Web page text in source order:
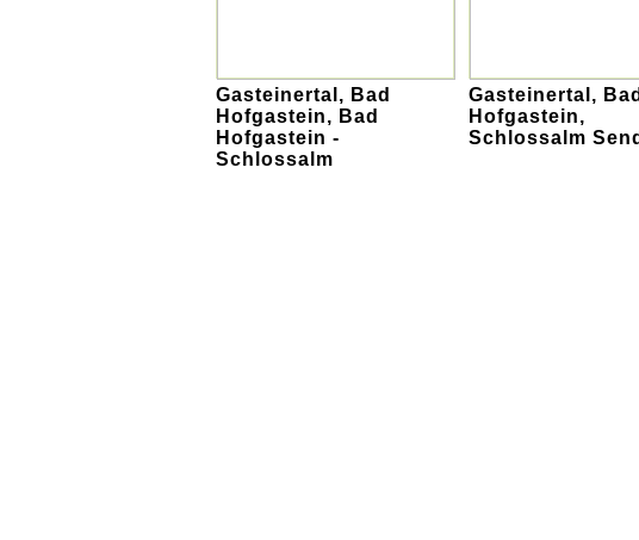
Gasteinertal, Bad
Hofgastein, Bad
Hofgastein -
Schlossalm
Gasteinertal, Bad
Hofgastein,
Schlossalm